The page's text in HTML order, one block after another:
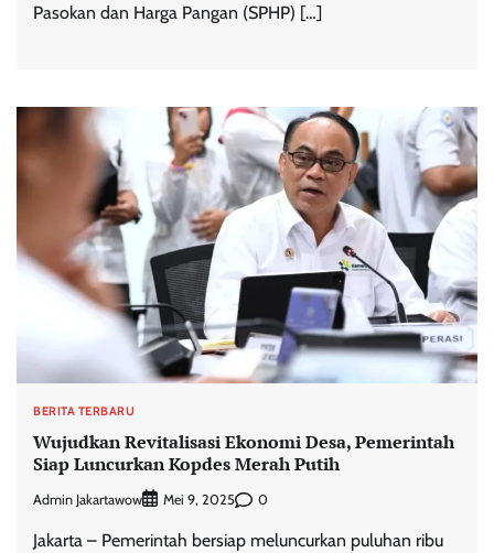
Pasokan dan Harga Pangan (SPHP) […]
BERITA TERBARU
Wujudkan Revitalisasi Ekonomi Desa, Pemerintah
Siap Luncurkan Kopdes Merah Putih
Admin Jakartawow Mei 9, 2025 0
Jakarta – Pemerintah bersiap meluncurkan puluhan ribu